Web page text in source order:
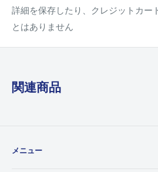
詳細を保存したり、クレジットカー
とはありません
関連商品
メニュー